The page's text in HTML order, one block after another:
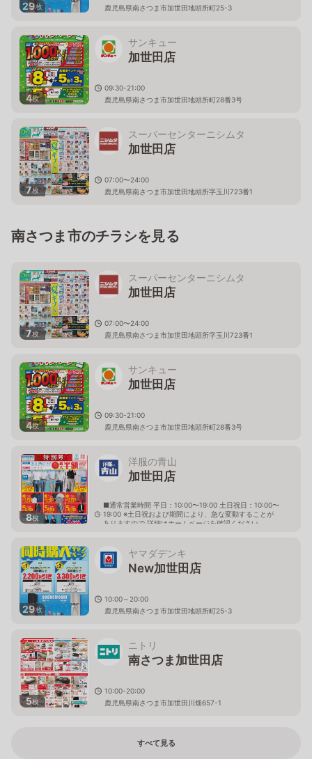
29枚 鹿児島県南さつま市加世田地頭所町25-3
4枚
サンキュー
加世田店
09:30-21:00
鹿児島県南さつま市加世田地頭所町28番3号
7枚
スーパーセンターニシムタ
加世田店
07:00〜24:00
鹿児島県南さつま市加世田地頭所字玉川723番1
南さつま市のチラシを見る
7枚
スーパーセンターニシムタ
加世田店
07:00〜24:00
鹿児島県南さつま市加世田地頭所字玉川723番1
4枚
サンキュー
加世田店
09:30-21:00
鹿児島県南さつま市加世田地頭所町28番3号
8枚
洋服の青山
加世田店
■通常営業時間 平日：10:00〜19:00 土日祝日：10:00〜
19:00 ※土日祝および期間により、急な変動することが
ありますので 詳細はホームページを確認ください
29枚
ヤマダデンキ
New加世田店
10:00～20:00
鹿児島県南さつま市加世田地頭所町25-3
5枚
ニトリ
南さつま加世田店
10:00-20:00
鹿児島県南さつま市加世田川畑657-1
すべて見る